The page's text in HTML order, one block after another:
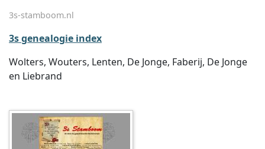
3s-stamboom.nl
3s genealogie index
Wolters, Wouters, Lenten, De Jonge, Faberij, De Jonge
en Liebrand